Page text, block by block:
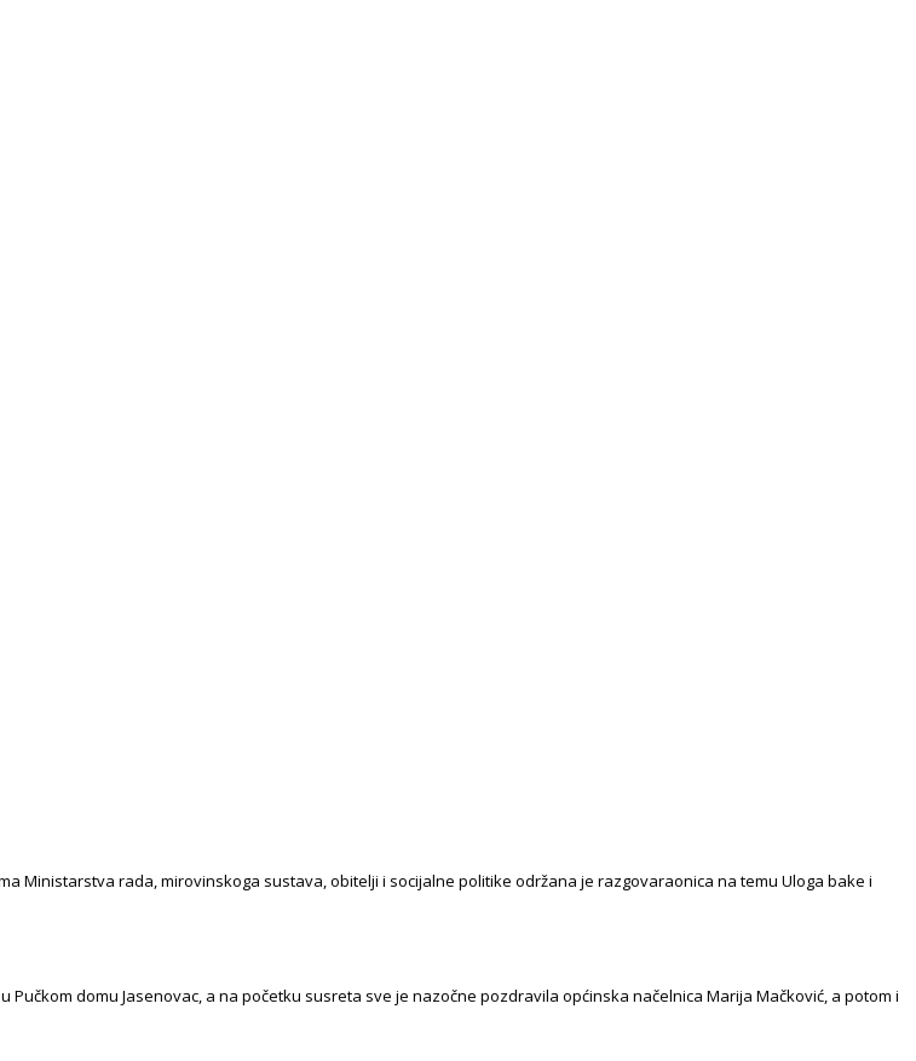
Ministarstva rada, mirovinskoga sustava, obitelji i socijalne politike održana je razgovaraonica na temu Uloga bake i
domu Jasenovac, a na početku susreta sve je nazočne pozdravila općinska načelnica Marija Mačković, a potom i